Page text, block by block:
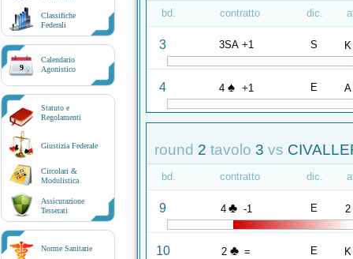
Classifiche
Federali
9
Calendario
Agonistico
Statuto e
Regolamenti
Giustizia Federale
Circolari &
Modulistica
Assicurazione
Tesserati
Norme Sanitarie
bd. contratto dic.
3 3SA +1 S K
4 4 ♠ +1 E A
round 2 tavolo 3 vs
bd. contratto dic.
9 4 ♣ -1 E 2
10 2 ♣ = E K